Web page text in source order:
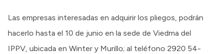
Las empresas interesadas en adquirir los pliegos, podrán
hacerlo hasta el 10 de junio en la sede de Viedma del
IPPV, ubicada en Winter y Murillo; al teléfono 2920 54-